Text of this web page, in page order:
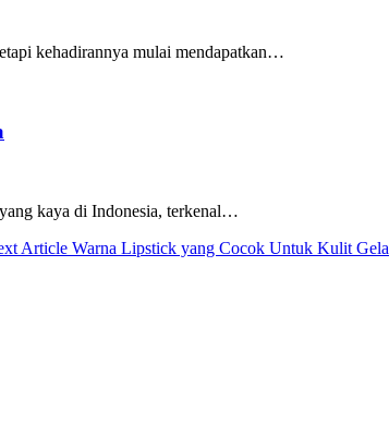
kehadirannya mulai mendapatkan…
kaya di Indonesia, terkenal…
Article Next
Warna Lipstick yang Cocok Untuk Kulit